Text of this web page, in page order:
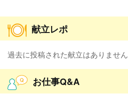
献立レポ
過去に投稿された献立はありません
お仕事Q&A